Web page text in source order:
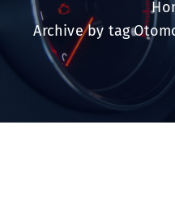
Archive by tag